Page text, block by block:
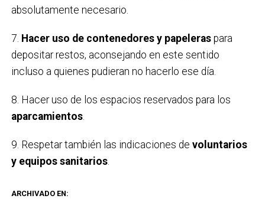
absolutamente necesario.
7. Hacer uso de contenedores y papeleraspara
depositar restos, aconsejando en este sentido
incluso a quienes pudieran no hacerlo ese día.
8. Hacer uso de los espacios reservados para los
aparcamientos.
9. Respetar también las indicaciones de voluntarios
y equipos sanitarios.
ARCHIVADO EN: